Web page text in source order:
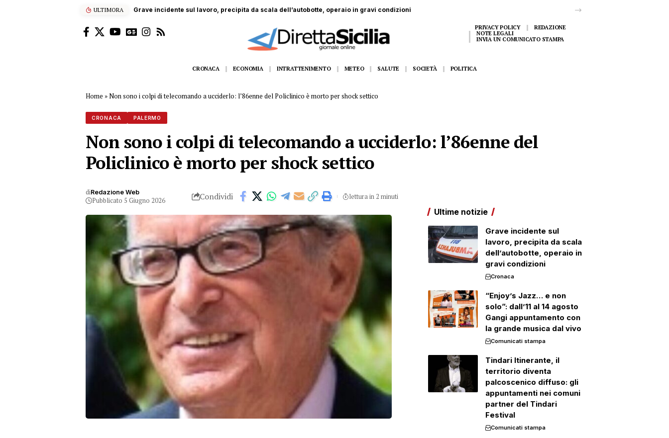
ULTIMORA “Enjoy’s Jazz… e non solo”: dall’11 al 14 agosto Gangi appuntamento con la grande musica dal vivo
PRIVACY POLICY
REDAZIONE
NOTE LEGALI
INVIA UN COMUNICATO STAMPA
CRONACA ECONOMIA INTRATTENIMENTO METEO SALUTE SOCIETÀ POLITICA
Home »Non sono i colpi di telecomando a ucciderlo: l’86enne del Policlinico è morto per shock settico
CRONACA PALERMO
Non sono i colpi di telecomando a ucciderlo: l’86enne del
Policlinico è morto per shock settico
diRedazione Web
Pubblicato 5 Giugno 2026 Condividi lettura in 2 minuti
Ultime notizie
Grave incidente sul
lavoro, precipita da scala
dell’autobotte, operaio in
gravi condizioni
Cronaca
“Enjoy’s Jazz… e non
solo”: dall’11 al 14 agosto
Gangi appuntamento con
la grande musica dal vivo
Comunicati stampa
Tindari Itinerante, il
territorio diventa
palcoscenico diffuso: gli
appuntamenti nei comuni
partner del Tindari
Festival
Comunicati stampa